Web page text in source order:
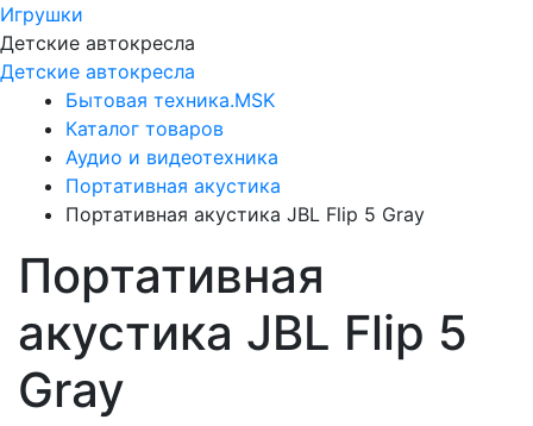
Игрушки
Детские автокресла
Детские автокресла
Бытовая техника.MSK
Каталог товаров
Аудио и видеотехника
Портативная акустика
Портативная акустика JBL Flip 5 Gray
Портативная
акустика JBL Flip 5
Gray